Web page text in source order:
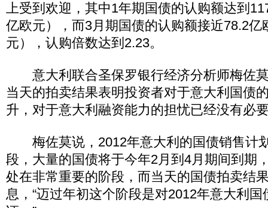
上受到欢迎，其中1年期国债的认购额达到
亿欧元），而3月期国债的认购额接近78.2亿
元），认购倍数达到2.23。
意大利联合圣保罗银行经济分析师梅佐
当天的拍卖结果表明投资者对于意大利国债
升，对于意大利融资能力的担忧已经没有必
梅佐莫说，2012年意大利的国债销售计
段，大量的国债将于今年2月到4月期间到期
处在非常重要的阶段，而当天的国债拍卖结
息，“迈过年初这个阶段是对2012年意大利